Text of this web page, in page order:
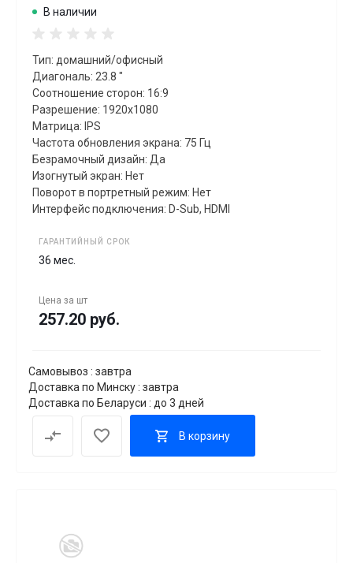
В наличии
Тип: домашний/офисный
Диагональ: 23.8 "
Соотношение сторон: 16:9
Разрешение: 1920x1080
Матрица: IPS
Частота обновления экрана: 75 Гц
Безрамочный дизайн: Да
Изогнутый экран: Нет
Поворот в портретный режим: Нет
Интерфейс подключения: D-Sub, HDMI
ГАРАНТИЙНЫЙ СРОК
36 мес.
Цена за шт
257.20 руб.
Самовывоз : завтра
Доставка по Минску : завтра
Доставка по Беларуси : до 3 дней
В корзину